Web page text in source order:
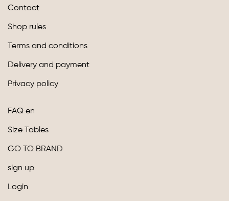
Contact
Shop rules
Terms and conditions
Delivery and payment
Privacy policy
FAQ en
Size Tables
GO TO BRAND
sign up
Login